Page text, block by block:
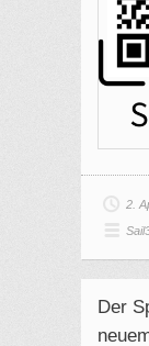
2.
Der